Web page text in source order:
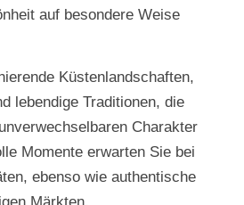
auf besondere Weise
Küstenlandschaften,
lebendige Traditionen, die
Charakter
Momente erwarten Sie bei
ebenso wie authentische